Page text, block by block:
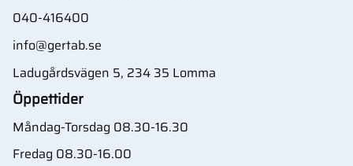
040-416400
info@gertab.se
Ladugårdsvägen 5, 234 35 Lomma
Öppettider
Måndag-Torsdag 08.30-16.30
Fredag 08.30-16.00